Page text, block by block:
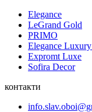
Elegance
LeGrand Gold
PRIMO
Elegance
Expromt Luxe
Sofira Decor
контакти